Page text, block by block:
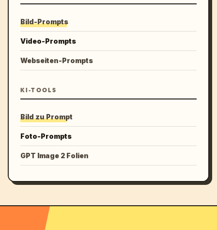
Bild-Prompts
Video-Prompts
Webseiten-Prompts
KI-TOOLS
Bild zu Prompt
Foto-Prompts
GPT Image 2 Folien